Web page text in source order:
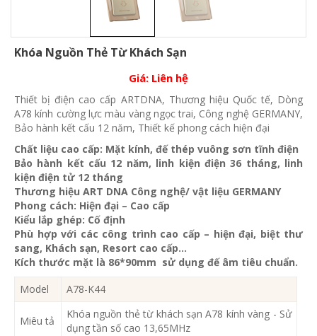
Khóa Nguồn Thẻ Từ Khách Sạn
Giá: Liên hệ
Thiết bị điện cao cấp ARTDNA, Thương hiệu Quốc tế, Dòng
A78 kính cường lực màu vàng ngọc trai, Công nghệ GERMANY,
Bảo hành kết cấu 12 năm, Thiết kế phong cách hiện đại
Chất liệu cao cấp: Mặt kính, đế thép vuông sơn tĩnh điện
Bảo hành kết cấu 12 năm, linh kiện điện 36 tháng, linh
kiện điện tử 12 tháng
Thương hiệu ART DNA Công nghệ/ vật liệu GERMANY
Phong cách: Hiện đại – Cao cấp
Kiểu lắp ghép: Cố định
Phù hợp với các công trình cao cấp – hiện đại, biệt thư
sang, Khách sạn, Resort cao cấp…
Kích thước mặt là 86*90mm sử dụng đế âm tiêu chuẩn.
Model
A78-K44
Miêu tả
Khóa nguồn thẻ từ khách sạn A78 kính vàng - Sử
dụng tần số cao 13,65MHz